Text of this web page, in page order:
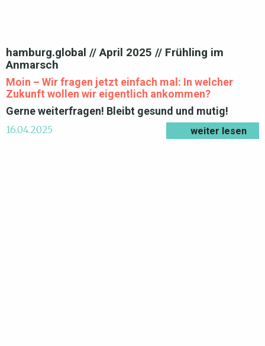
hamburg.global // April 2025 // Frühling im
Anmarsch
Moin – Wir fragen jetzt einfach mal: In welcher
Zukunft wollen wir eigentlich ankommen?
Gerne weiterfragen! Bleibt gesund und mutig!
16.04.2025 weiter lesen